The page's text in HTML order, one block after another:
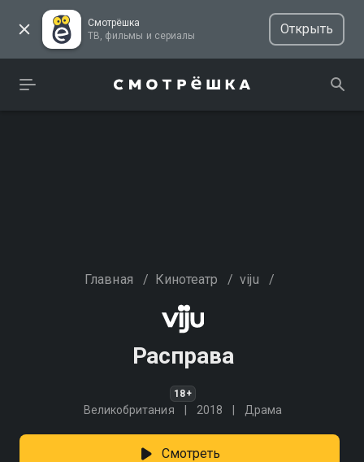
Смотрёшка
ТВ, фильмы и сериалы
Открыть
Главная / Кинотеатр / viju /
Расправа
18+
Великобритания 2018 Драма
Смотреть